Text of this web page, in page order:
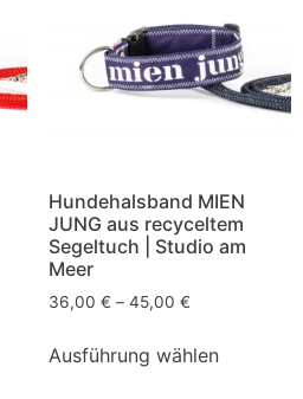
Hundehalsband MIEN
JUNG aus recyceltem
Segeltuch | Studio am
Meer
36,00 € – 45,00 €
Ausführung wählen